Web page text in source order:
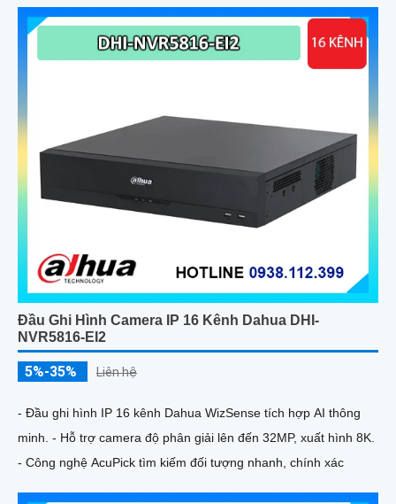
Đầu Ghi Hình Camera IP 16 Kênh Dahua DHI-
NVR5816-EI2
5%-35% Liên hệ
- Đầu ghi hình IP 16 kênh Dahua WizSense tích hợp AI thông
minh. - Hỗ trợ camera độ phân giải lên đến 32MP, xuất hình 8K.
- Công nghệ AcuPick tìm kiếm đối tượng nhanh, chính xác